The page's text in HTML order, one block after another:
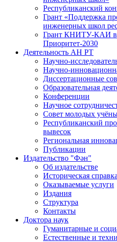
Республиканский
Грант «Поддержка
инженерных школ
Грант КНИТУ-КАИ в
Приоритет-2030
Деятельность АН РТ
Научно-
Научно-
Диссертационные
Образовательная
Конференции
Научное
Совет молодых
Республиканский
вывесок
Региональная
Публикации
Издательство "Фән"
Об издательстве
Историческая справка
Оказываемые услуги
Издания
Структура
Контакты
Доктора наук
Гуманитарные и
Естественные и